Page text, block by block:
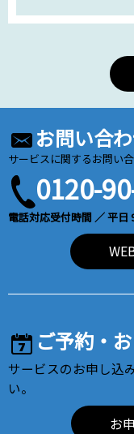
お問い合
サービスに関するお問い
0120-
電話対応受付時間 ／ 平日
ご予約・
サービスのお申し込
い。
お